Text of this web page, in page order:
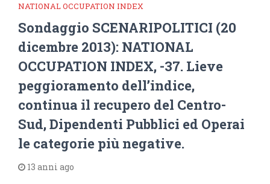
NATIONAL OCCUPATION INDEX
Sondaggio SCENARIPOLITICI (20
dicembre 2013): NATIONAL
OCCUPATION INDEX, -37. Lieve
peggioramento dell’indice,
continua il recupero del Centro-
Sud, Dipendenti Pubblici ed Operai
le categorie più negative.
13 anni ago